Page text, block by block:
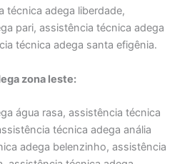
técnica adega liberdade,
pari, assistência técnica adega
técnica adega santa efigênia.
zona leste:
água rasa, assistência técnica
técnica adega anália
adega belenzinho, assistência